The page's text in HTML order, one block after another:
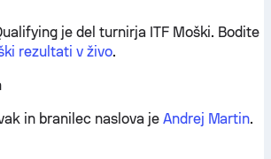
je del turnirja ITF Moški. Bodite
rezultati v živo.
in branilec naslova je Andrej Martin.